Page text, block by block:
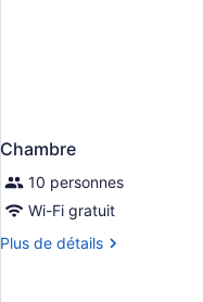
Chambre
10 personnes
Wi-Fi gratuit
Plus de détails
Plus